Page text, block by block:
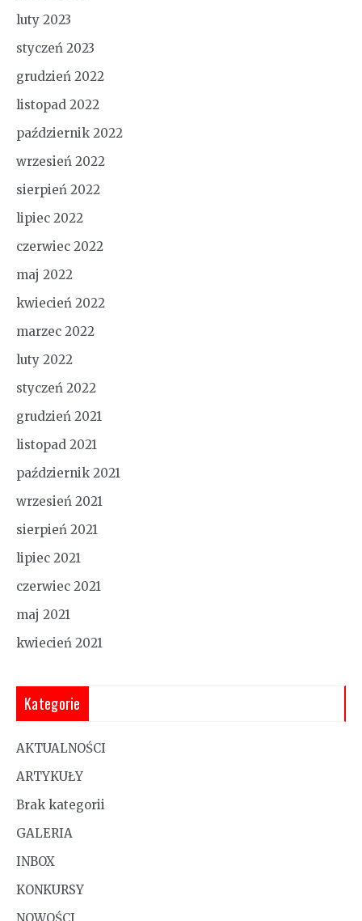
luty 2023
styczeń 2023
grudzień 2022
listopad 2022
październik 2022
wrzesień 2022
sierpień 2022
lipiec 2022
czerwiec 2022
maj 2022
kwiecień 2022
marzec 2022
luty 2022
styczeń 2022
grudzień 2021
listopad 2021
październik 2021
wrzesień 2021
sierpień 2021
lipiec 2021
czerwiec 2021
maj 2021
kwiecień 2021
Kategorie
AKTUALNOŚCI
ARTYKUŁY
Brak kategorii
GALERIA
INBOX
KONKURSY